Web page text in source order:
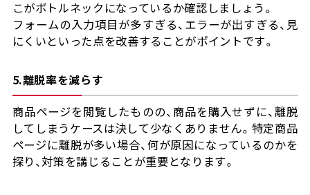
こがボトルネックになっているか確認しましょう。
フォームの入力項目が多すぎる、エラーが出すぎる、見
にくいといった点を改善することがポイントです。
5.離脱率を減らす
商品ページを閲覧したものの、商品を購入せずに、離脱
してしまうケースは決して少なくありません。特定商品
ページに離脱が多い場合、何が原因になっているのかを
探り、対策を講じることが重要となります。